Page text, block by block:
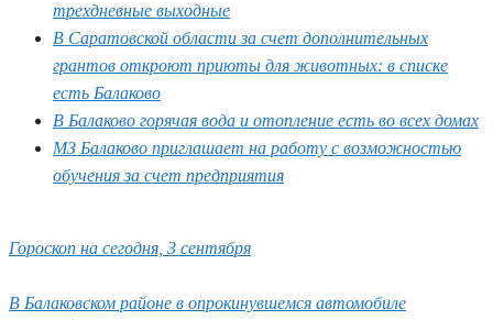
трехдневные выходные
В Саратовской области за счет дополнительных
грантов откроют приюты для животных: в списке
есть Балаково
В Балаково горячая вода и отопление есть во всех домах
МЗ Балаково приглашает на работу с возможностью
обучения за счет предприятия
Гороскоп на сегодня, 3 сентября
В Балаковском районе в опрокинувшемся автомобиле